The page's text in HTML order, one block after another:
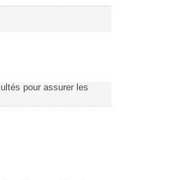
pour assurer les